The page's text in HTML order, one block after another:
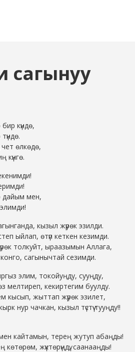
сагынуу
күндө,
өлкөдө,
күнгө.
дайым мен,
кызыл жүрөк эзилди.
ыйлап, өтүп кеткен кезимди.
толкуйт, ыраазымын Аллага,
сагынычтай сезимди.
элим, токойуңду, сууңду,
мелтиреп, кекиртегим буулду.
кысып, жыттап жүрөк эзилет,
нур чачкан, кызыл түстүү тууңду!!
кайтамын, терең жутуп абаңды!
көтөрөм, жүктөрүңдү, саанааңды!